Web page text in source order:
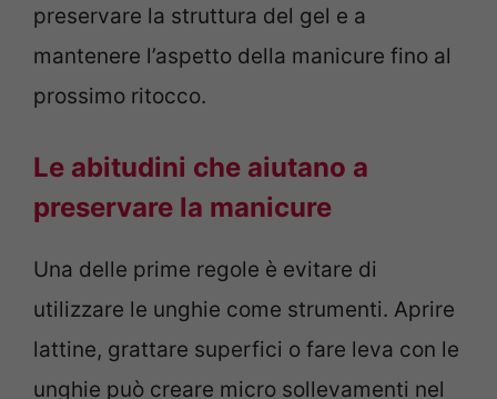
preservare la struttura del gel e a
mantenere l’aspetto della manicure fino al
prossimo ritocco.
Le abitudini che aiutano a
preservare la manicure
Una delle prime regole è evitare di
utilizzare le unghie come strumenti. Aprire
lattine, grattare superfici o fare leva con le
unghie può creare micro sollevamenti nel